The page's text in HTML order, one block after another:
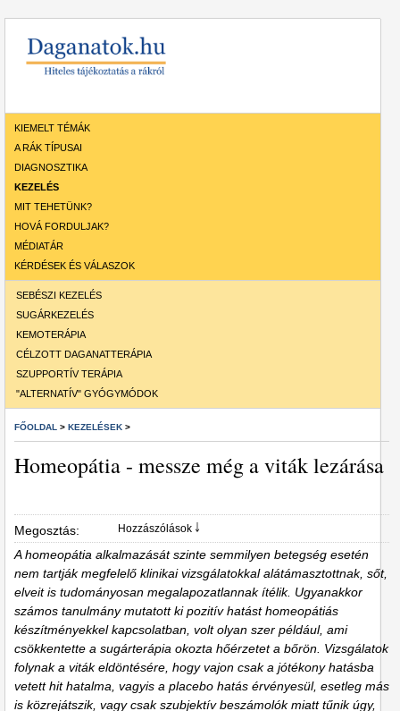
KIEMELT TÉMÁK
A RÁK TÍPUSAI
DIAGNOSZTIKA
KEZELÉS
MIT TEHETÜNK?
HOVÁ FORDULJAK?
MÉDIATÁR
KÉRDÉSEK ÉS VÁLASZOK
SEBÉSZI KEZELÉS
SUGÁRKEZELÉS
KEMOTERÁPIA
CÉLZOTT DAGANATTERÁPIA
SZUPPORTÍV TERÁPIA
"ALTERNATÍV" GYÓGYMÓDOK
FŐOLDAL > KEZELÉSEK >
Homeopátia - messze még a viták lezárása
Megosztás: Hozzászólások ￬
A homeopátia alkalmazását szinte semmilyen betegség esetén
nem tartják megfelelő klinikai vizsgálatokkal alátámasztottnak, sőt,
elveit is tudományosan megalapozatlannak ítélik. Ugyanakkor
számos tanulmány mutatott ki pozitív hatást homeopátiás
készítményekkel kapcsolatban, volt olyan szer például, ami
csökkentette a sugárterápia okozta hőérzetet a bőrön. Vizsgálatok
folynak a viták eldöntésére, hogy vajon csak a jótékony hatásba
vetett hit hatalma, vagyis a placebo hatás érvényesül, esetleg más
is közrejátszik, vagy csak szubjektív beszámolók miatt tűnik úgy,